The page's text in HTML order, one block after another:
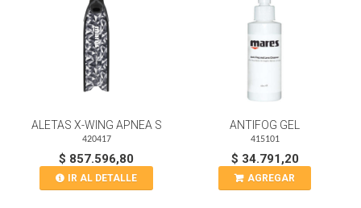
ALETAS X-WING APNEA S
420417
$ 857.596,80
IR AL DETALLE
ANTIFOG GEL
415101
$ 34.791,20
AGREGAR